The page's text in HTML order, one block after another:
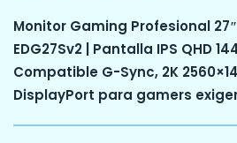
Monitor Gaming Profesional 27″
EDG27Sv2 | Pantalla IPS QHD
Compatible G-Sync, 2K
DisplayPort para gamers